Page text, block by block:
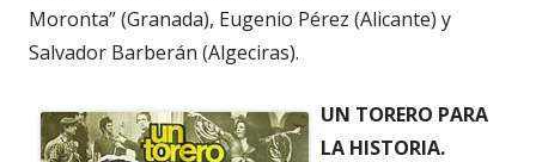
Moronta” (Granada), Eugenio Pérez (Alicante) y
Salvador Barberán (Algeciras).
UN TORERO PARA
LA HISTORIA.